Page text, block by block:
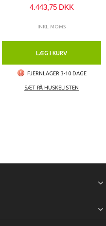
4.443,75 DKK
INKL. MOMS
LÆG I KURV
FJERNLAGER 3-10 DAGE
SÆT PÅ HUSKELISTEN